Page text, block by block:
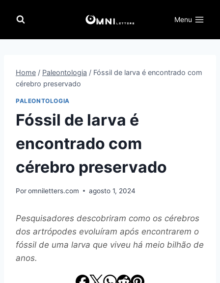
para
Menu
Home / Paleontologia / Fóssil de larva é encontrado com
cérebro preservado
PALEONTOLOGIA
Fóssil de larva é
encontrado com
cérebro preservado
Poromniletters.com agosto 1, 2024
Pesquisadores descobriram como os cérebros
dos artrópodes evoluíram após encontrarem o
fóssil de uma larva que viveu há meio bilhão de
anos.